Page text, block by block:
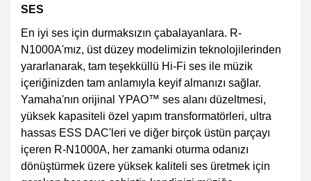
SES
En iyi ses için durmaksızın çabalayanlara. R-
N1000A'mız, üst düzey modelimizin teknolojilerinden
yararlanarak, tam teşekküllü Hi-Fi ses ile müzik
içeriğinizden tam anlamıyla keyif almanızı sağlar.
Yamaha'nın orijinal YPAO™ ses alanı düzeltmesi,
yüksek kapasiteli özel yapım transformatörleri, ultra
hassas ESS DAC'leri ve diğer birçok üstün parçayı
içeren R-N1000A, her zamanki oturma odanızı
dönüştürmek üzere yüksek kaliteli ses üretmek için